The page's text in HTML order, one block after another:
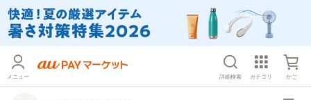
メニュー 詳細検索 カテゴリ かご